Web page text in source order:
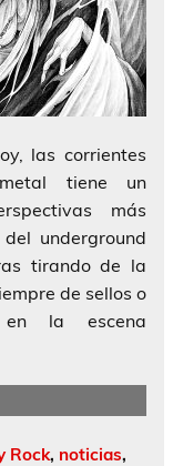
las corrientes
tiene un
más
underground
tirando de la
de sellos o
en la escena
Rock, noticias,